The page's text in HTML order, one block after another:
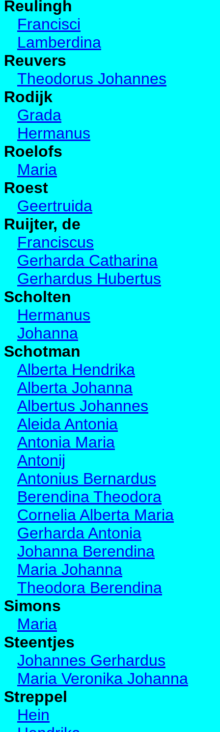
Reulingh
Francisci
Lamberdina
Reuvers
Theodorus Johannes
Rodijk
Grada
Hermanus
Roelofs
Maria
Roest
Geertruida
Ruijter, de
Franciscus
Gerharda Catharina
Gerhardus Hubertus
Scholten
Hermanus
Johanna
Schotman
Alberta Hendrika
Alberta Johanna
Albertus Johannes
Aleida Antonia
Antonia Maria
Antonij
Antonius Bernardus
Berendina Theodora
Cornelia Alberta Maria
Gerharda Antonia
Johanna Berendina
Maria Johanna
Theodora Berendina
Simons
Maria
Steentjes
Johannes Gerhardus
Maria Veronika Johanna
Streppel
Hein